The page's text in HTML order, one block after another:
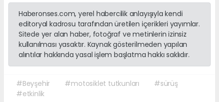
Haberonses.com, yerel habercilik anlayışıyla kendi
editoryal kadrosu tarafından üretilen içerikleri yayımlar.
Sitede yer alan haber, fotoğraf ve metinlerin izinsiz
kullanılması yasaktır. Kaynak gösterilmeden yapılan
alıntılar hakkında yasal işlem başlatma hakkı saklıdır.
#Beyşehir #motosiklet tutkunları
#sürüş
#etkinlik